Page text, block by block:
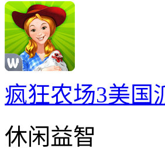
疯狂农场3美国
休闲益智